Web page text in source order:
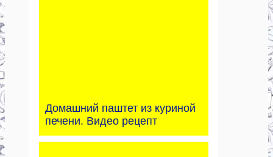
Домашний паштет из куриной
печени. Видео рецепт